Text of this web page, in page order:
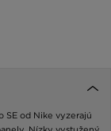
SE od Nike vyzerajú